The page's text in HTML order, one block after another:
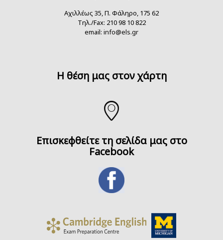
Αχιλλέως 35, Π. Φάληρο, 175 62
Τηλ./Fax: 210 98 10 822
email: info@els.gr
H θέση μας στον χάρτη
Επισκεφθείτε τη σελίδα μας στο
Facebook